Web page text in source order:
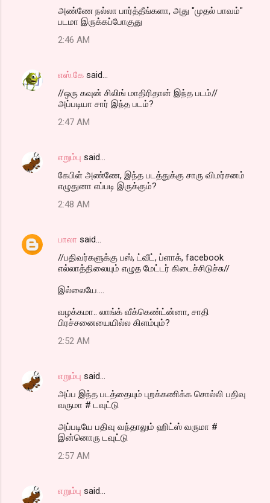
அண்ணே நல்லா பார்த்தீங்களா, அது "முதல் பாவம்"
படமா இருக்கப்போகுது
2:46 AM
எஸ்.கே said…
//ஒரு கவுன் சிலிங் மாதிரிதான் இந்த படம்//
அப்படியா சார் இந்த படம்?
2:47 AM
எறும்பு said…
கேபிள் அண்ணே, இந்த படத்துக்கு சாரு விமர்சனம்
எழுதுனா எப்படி இருக்கும்?
2:48 AM
பாலா said…
//பதிவர்களுக்கு பஸ், ட்வீட், ப்ளாக், facebook
எல்லாத்திலையும் எழுத மேட்டர் கிடைச்சிடுச்சு//
இல்லையே....
வழக்கமா.. லாங்க் வீக்கெண்ட்ன்னா, சாதி
பிரச்சனையையில்ல கிளம்பும்?
2:52 AM
எறும்பு said…
அப்ப இந்த படத்தையும் புறக்கணிக்க சொல்லி பதிவு
வருமா # டவுட்டு
அப்படியே பதிவு வந்தாலும் ஹிட்ஸ் வருமா #
இன்னொரு டவுட்டு
2:57 AM
எறும்பு said…